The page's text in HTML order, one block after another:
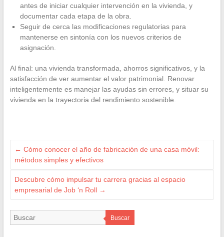
antes de iniciar cualquier intervención en la vivienda, y
documentar cada etapa de la obra.
Seguir de cerca las modificaciones regulatorias para
mantenerse en sintonía con los nuevos criterios de
asignación.
Al final: una vivienda transformada, ahorros significativos, y la
satisfacción de ver aumentar el valor patrimonial. Renovar
inteligentemente es manejar las ayudas sin errores, y situar su
vivienda en la trayectoria del rendimiento sostenible.
← Cómo conocer el año de fabricación de una casa móvil:
métodos simples y efectivos
Descubre cómo impulsar tu carrera gracias al espacio
empresarial de Job ‘n Roll →
Buscar